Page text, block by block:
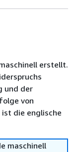
erstellt.
und der
von
die englische
maschinell